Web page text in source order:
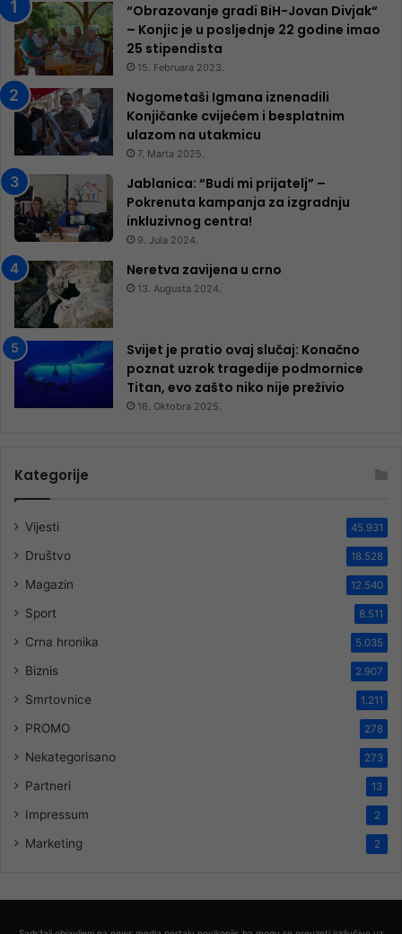
“Obrazovanje gradi BiH-Jovan Divjak“
– Konjic je u posljednje 22 godine imao
25 ​​stipendista
15. Februara 2023.
Nogometaši Igmana iznenadili
Konjičanke cvijećem i besplatnim
ulazom na utakmicu
7. Marta 2025.
Jablanica: “Budi mi prijatelj” –
Pokrenuta kampanja za izgradnju
inkluzivnog centra!
9. Jula 2024.
Neretva zavijena u crno
13. Augusta 2024.
Svijet je pratio ovaj slučaj: Konačno
poznat uzrok tragedije podmornice
Titan, evo zašto niko nije preživio
16. Oktobra 2025.
Kategorije
Vijesti 45.931
Društvo 18.528
Magazin 12.540
Sport 8.511
Crna hronika 5.035
Biznis 2.907
Smrtovnice 1.211
PROMO 278
Nekategorisano 273
Partneri 13
Impressum 2
Marketing 2